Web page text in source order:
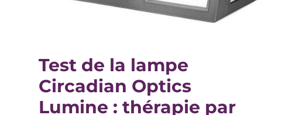
Test de la lampe
Circadian Optics
Lumine : thérapie par